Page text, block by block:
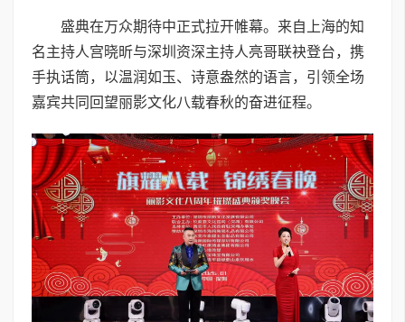
盛典在万众期待中正式拉开帷幕。来自上海的知
名主持人宫晓昕与深圳资深主持人亮哥联袂登台，携
手执话筒，以温润如玉、诗意盎然的语言，引领全场
嘉宾共同回望丽影文化八载春秋的奋进征程。